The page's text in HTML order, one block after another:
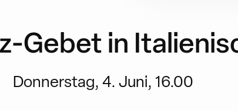
Gebet in
Donnerstag, 4. Juni, 16.00